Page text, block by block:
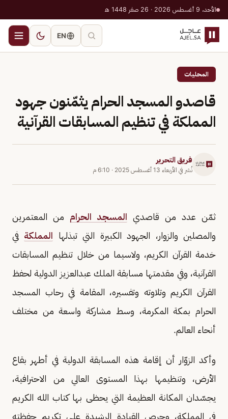
الأحد، 9 أغسطس 2026 · 26 صفر 1448 هـ
EN
المحليات
قاصدو المسجد الحرام يثمّنون جهود
المملكة في تنظيم المسابقات القرآنية
فريق التحرير
نُشر في الأربعاء 13 أغسطس 2025 · 6:10 م
ثمّن عدد من قاصدي المسجد الحرام من المعتمرين
والمصلين والزوار، الجهود الكبيرة التي تبذلها المملكة في
خدمة القرآن الكريم، ولاسيما من خلال تنظيم المسابقات
القرآنية، وفي مقدمتها مسابقة الملك عبدالعزيز الدولية لحفظ
القرآن الكريم وتلاوته وتفسيره، المقامة في رحاب المسجد
الحرام بمكة المكرمة، وسط مشاركة واسعة من مختلف
أنحاء العالم.
وأكد الزوّار أن إقامة هذه المسابقة الدولية في أطهر بقاع
الأرض، وتنظيمها بهذا المستوى العالي من الاحترافية،
يجسّدان المكانة العظيمة التي يحظى بها كتاب الله الكريم
في المملكة، وحرص القيادة الرشيدة على تكريم حفظته